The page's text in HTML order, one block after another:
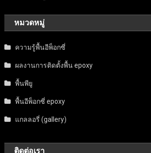
หมวดหมู่
ความรู้พื้นอีพ็อกซี่
ผลงานการติดตั้งพื้น epoxy
พื้นพียู
พื้นอีพ็อกซี่ epoxy
แกลลอรี่ (gallery)
ติดต่อเรา